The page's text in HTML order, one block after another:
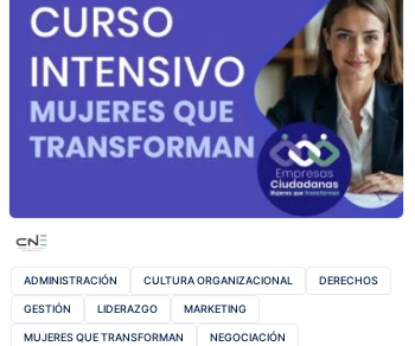
ADMINISTRACIÓN CULTURA ORGANIZACIONAL DERECHOS
GESTIÓN LIDERAZGO MARKETING
MUJERES QUE TRANSFORMAN NEGOCIACIÓN